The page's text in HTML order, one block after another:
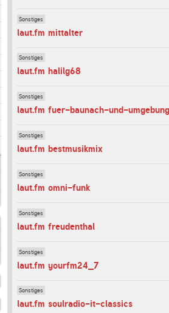
Sonstiges
laut.fm mittalter
Sonstiges
laut.fm halilg68
Sonstiges
laut.fm fuer-baunach-und-umgebung
Sonstiges
laut.fm bestmusikmix
Sonstiges
laut.fm omni-funk
Sonstiges
laut.fm freudenthal
Sonstiges
laut.fm yourfm24_7
Sonstiges
laut.fm soulradio-it-classics